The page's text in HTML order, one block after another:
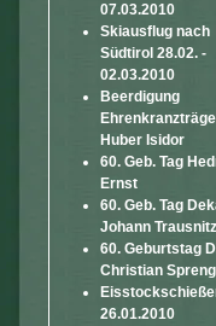
07.03.2010
Skiausflug nach
Südtirol 28.02. -
02.03.2010
Beerdigung
Huber Isidor
60. Geb. Tag
Ernst
60. Geb. Tag
Johann Trausnitz
60. Geburtstag DI
Christian
26.01.2010